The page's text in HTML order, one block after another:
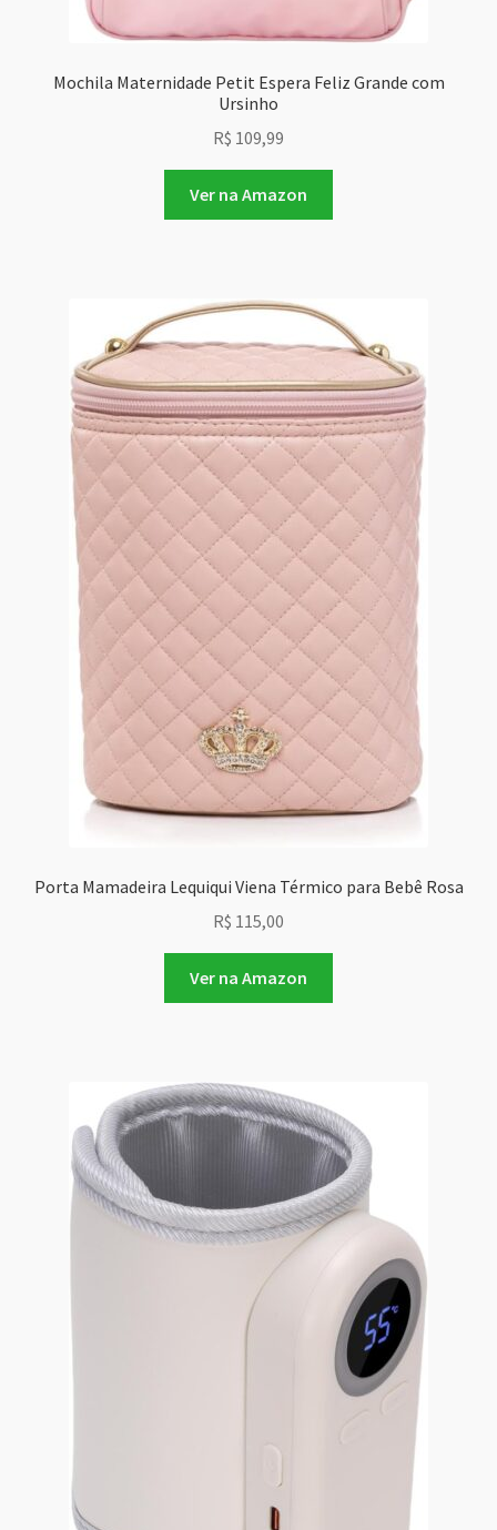
Mochila Maternidade Petit Espera Feliz Grande com
Ursinho
R$ 109,99
Ver na Amazon
Porta Mamadeira Lequiqui Viena Térmico para Bebê Rosa
R$ 115,00
Ver na Amazon